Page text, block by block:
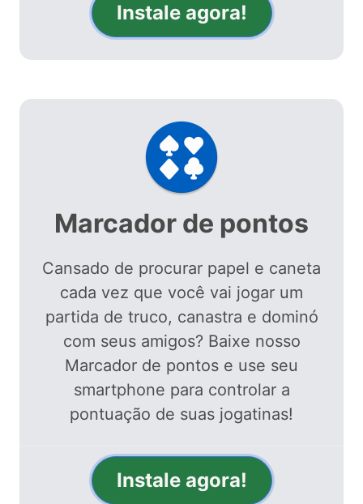
Instale agora!
Marcador de pontos
Cansado de procurar papel e caneta
cada vez que você vai jogar um
partida de truco, canastra e dominó
com seus amigos? Baixe nosso
Marcador de pontos e use seu
smartphone para controlar a
pontuação de suas jogatinas!
Instale agora!